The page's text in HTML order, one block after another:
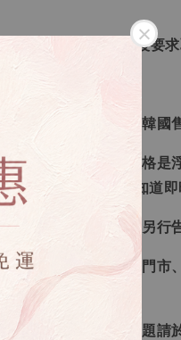
❙ 本賣場不接受下標後要
▸所有商品皆以日本、韓
▸因日本商品貨況和價格是
等待下單，若您想要知道
▸如遇缺斷貨情形會再另行
▸商品皆由日本、韓國門市
唷！
▸商品收到後有任何問題請